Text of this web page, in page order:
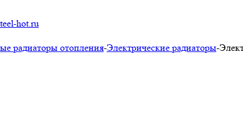
hot.ru
радиаторы отопления-Электрические радиаторы-